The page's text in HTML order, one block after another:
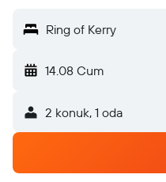
Ring of Kerry
14.08 Cum
2 konuk, 1 oda